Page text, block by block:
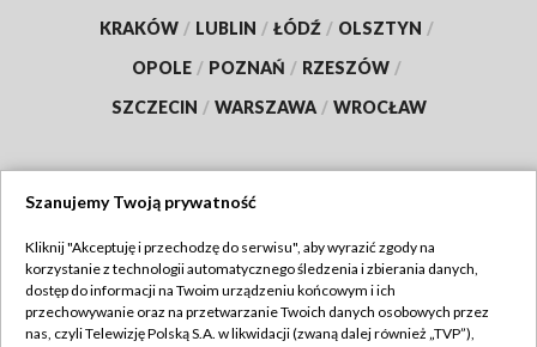
KRAKÓW / LUBLIN / ŁÓDŹ / OLSZTYN /
OPOLE / POZNAŃ / RZESZÓW /
SZCZECIN / WARSZAWA / WROCŁAW
TVP
Abonament TVP
Regulamin TVP
Szanujemy Twoją prywatność
Kliknij "Akceptuję i przechodzę do serwisu", aby wyrazić zgody na
korzystanie z technologii automatycznego śledzenia i zbierania danych,
dostęp do informacji na Twoim urządzeniu końcowym i ich
przechowywanie oraz na przetwarzanie Twoich danych osobowych przez
nas, czyli Telewizję Polską S.A. w likwidacji (zwaną dalej również „TVP”),